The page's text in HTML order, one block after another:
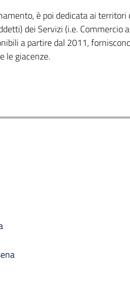
è poi dedicata ai territori
dei Servizi (i.e. Commercio
a partire dal 2011,
le giacenze.